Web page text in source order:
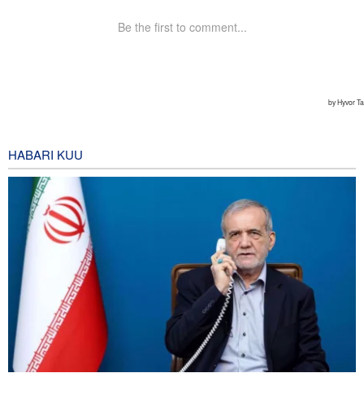
HABARI KUU